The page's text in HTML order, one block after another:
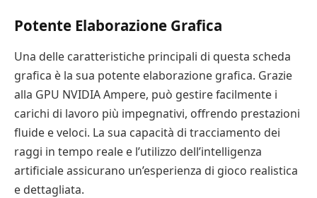
Potente Elaborazione Grafica
Una delle caratteristiche principali di questa scheda
grafica è la sua potente elaborazione grafica. Grazie
alla GPU NVIDIA Ampere, può gestire facilmente i
carichi di lavoro più impegnativi, offrendo prestazioni
fluide e veloci. La sua capacità di tracciamento dei
raggi in tempo reale e l’utilizzo dell’intelligenza
artificiale assicurano un’esperienza di gioco realistica
e dettagliata.